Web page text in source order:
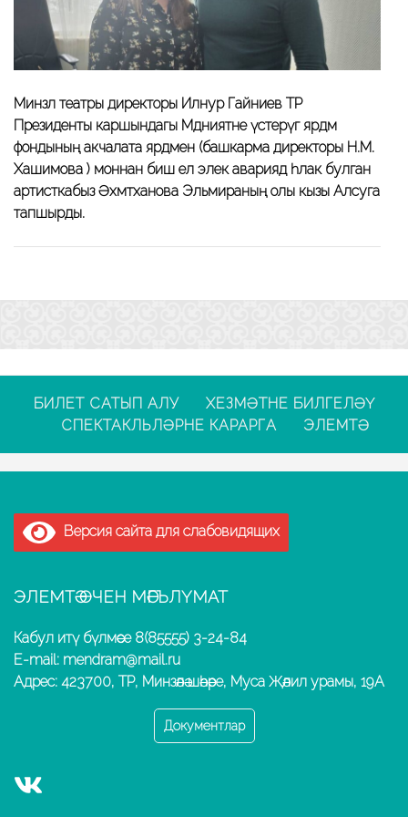
Минзәлә театры директоры Илнур Гайниев ТР
Президенты каршындагы Мәдәниятне үстерүгә ярдәм
фондының акчалата ярдәмен (башкарма директоры Н.М.
Хашимова ) моннан биш ел элек авариядә һәлак булган
артисткабыз Әхмәтханова Эльмираның олы кызы Алсуга
тапшырды.
БИЛЕТ САТЫП АЛУ
ХЕЗМӘТНЕ БИЛГЕЛӘҮ
СПЕКТАКЛЬЛӘРНЕ КАРАРГА
ЭЛЕМТӘ
Версия сайта для слабовидящих
ЭЛЕМТӘ ӨЧЕН МӘГЪЛҮМАТ
Кабул итү бүлмәсе 8(85555) 3-24-84
E-mail: mendram@mail.ru
Адрес: 423700, ТР, Минзәлә шәһәре, Муса Җәлил урамы, 19А
Документлар